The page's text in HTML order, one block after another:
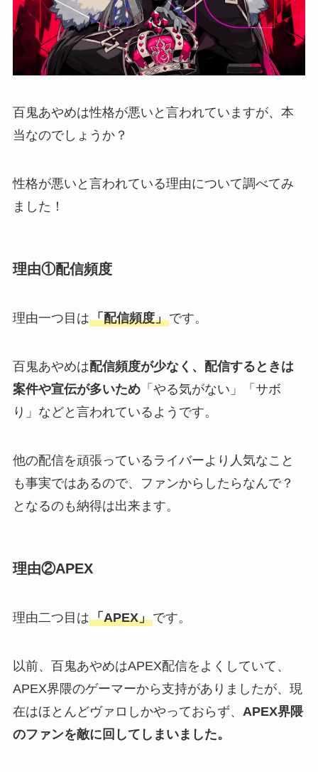
百鬼あやめは性格が悪いと言われていますが、本
当なのでしょうか？
性格が悪いと言われている理由について調べてみ
ました！
理由①配信頻度
理由一つ目は「配信頻度」です。
百鬼あやめは配信頻度が少なく、配信するときは
案件や宣伝が多いため「やる気がない」「サボ
り」などと言われているようです。
他の配信を頑張っているライバーより人気なこと
も事実ではあるので、ファンからしたらなんで？
となるのも納得は出来ます。
理由②APEX
理由二つ目は「APEX」です。
以前、百鬼あやめはAPEX配信をよくしていて、
APEX界隈のゲーマーから支持がありましたが、現
在はほとんどヴァロしかやっておらず、 APEX界隈
のファンを敵に回してしまいました。